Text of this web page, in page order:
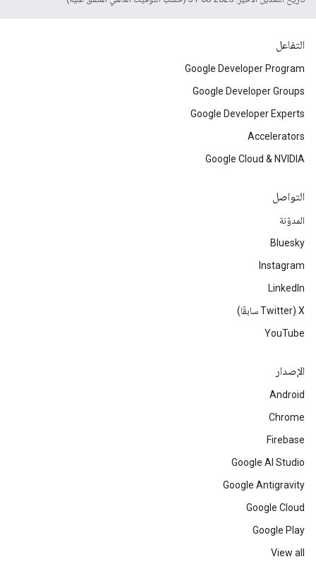
التفاعل
Google Developer Program
Google Developer Groups
Google Developer Experts
Accelerators
Google Cloud & NVIDIA
التواصل
المدوّنة
Bluesky
Instagram
LinkedIn
‫X ‏(Twitter سابقًا)
YouTube
الإصدار
Android
Chrome
Firebase
Google AI Studio
Google Antigravity
Google Cloud
Google Play
View all